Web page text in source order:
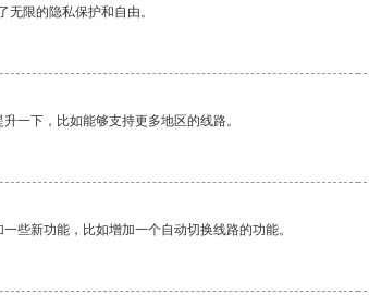
限的隐私保护和自由。
一下，比如能够支持更多地区的线路。
些新功能，比如增加一个自动切换线路的功能。